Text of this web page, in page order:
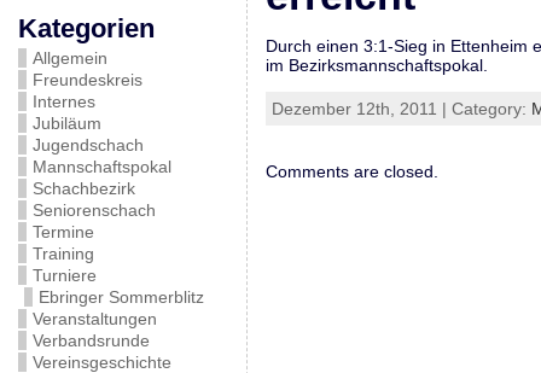
Kategorien
Allgemein
Freundeskreis
Internes
Jubiläum
Jugendschach
Mannschaftspokal
Schachbezirk
Seniorenschach
Termine
Training
Turniere
Ebringer Sommerblitz
Veranstaltungen
Verbandsrunde
Vereinsgeschichte
Durch einen 3:1-Sieg in Ettenheim
im Bezirksmannschaftspokal.
Dezember 12th, 2011 | Category:
Comments are closed.